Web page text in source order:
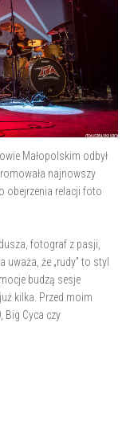
Małopolskim odbył
najnowszy
obejrzenia relacji foto
fotograf z pasji,
że „rudy” to styl
budzą sesje
kilka. Przed moim
Big Cyca czy